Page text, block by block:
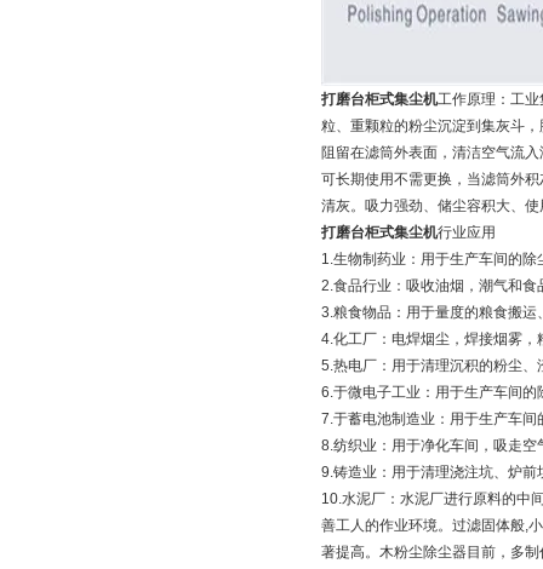
打磨台柜式集尘机工作原理：工
粒、重颗粒的粉尘沉淀到集灰斗
阻留在滤筒外表面，清洁空气流
可长期使用不需更换，当滤筒外
清灰。吸力强劲、储尘容积大、
打磨台柜式集尘机行业应用
1.生物制药业：用于生产车间的除
2.食品行业：吸收油烟，潮气和食
3.粮食物品：用于量度的粮食搬
4.化工厂：电焊烟尘，焊接烟雾
5.热电厂：用于清理沉积的粉尘
6.于微电子工业：用于生产车间
7.于蓄电池制造业：用于生产车间
8.纺织业：用于净化车间，吸走空
9.铸造业：用于清理浇注坑、炉
10.水泥厂：水泥厂进行原料的中
善工人的作业环境。过滤固体般,
著提高。木粉尘除尘器目前，多